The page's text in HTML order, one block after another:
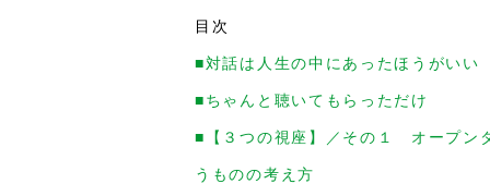
目次
■対話は人生の中にあったほうがいい
■ちゃんと聴いてもらっただけ
■【３つの視座】／その１ オープン
うものの考え方